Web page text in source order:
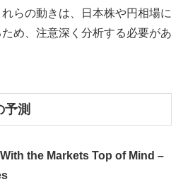
らの動きは、日本株や円相場に
め、注意深く分析する必要があ
予測
the Markets Top of Mind –